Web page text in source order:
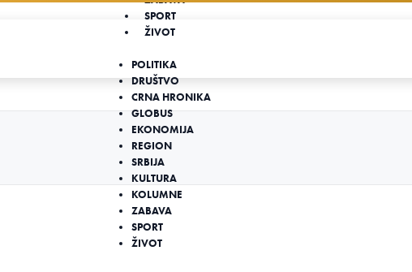
SPORT
ŽIVOT
POLITIKA
DRUŠTVO
CRNA HRONIKA
GLOBUS
EKONOMIJA
REGION
SRBIJA
KULTURA
KOLUMNE
ZABAVA
SPORT
ŽIVOT